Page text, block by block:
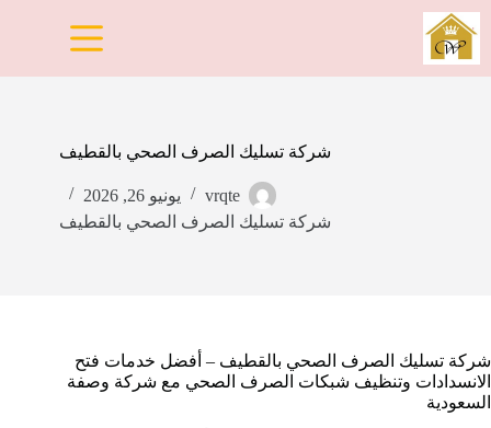
التجاوز
إلى
المحتوى
شركة تسليك الصرف الصحي بالقطيف
vrqte
يونيو 26, 2026
شركة تسليك الصرف الصحي بالقطيف
شركة تسليك الصرف الصحي بالقطيف – أفضل خدمات فتح
الانسدادات وتنظيف شبكات الصرف الصحي مع شركة وصفة
السعودية